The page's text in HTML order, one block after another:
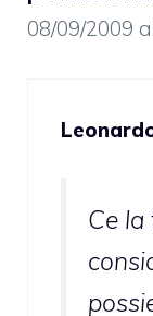
08/09/2009
Ce